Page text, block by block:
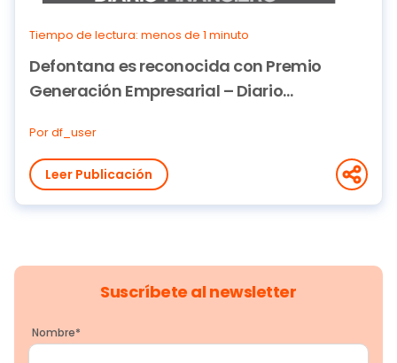
Tiempo de lectura: menos de 1 minuto
Defontana es reconocida con Premio
Generación Empresarial – Diario
Por df_user
Leer Publicación
Suscríbete al newsletter
Nombre*